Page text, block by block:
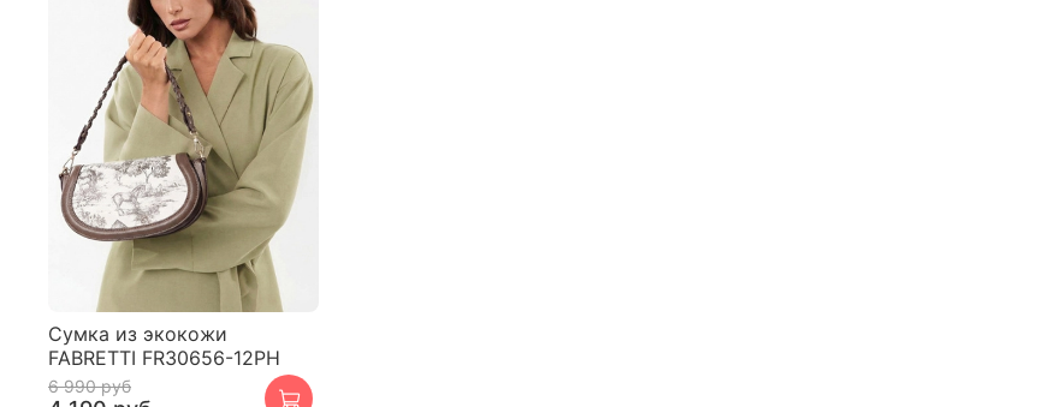
Сумка из экокожи
FABRETTI FR30656-12PH
6 990 руб